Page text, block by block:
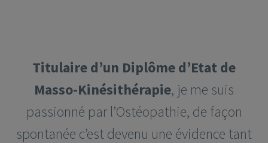
Titulaire d’un Diplôme d’Etat de
Masso-Kinésithérapie, je me suis
passionné par l’Ostéopathie, de façon
spontanée c’est devenu une évidence tant